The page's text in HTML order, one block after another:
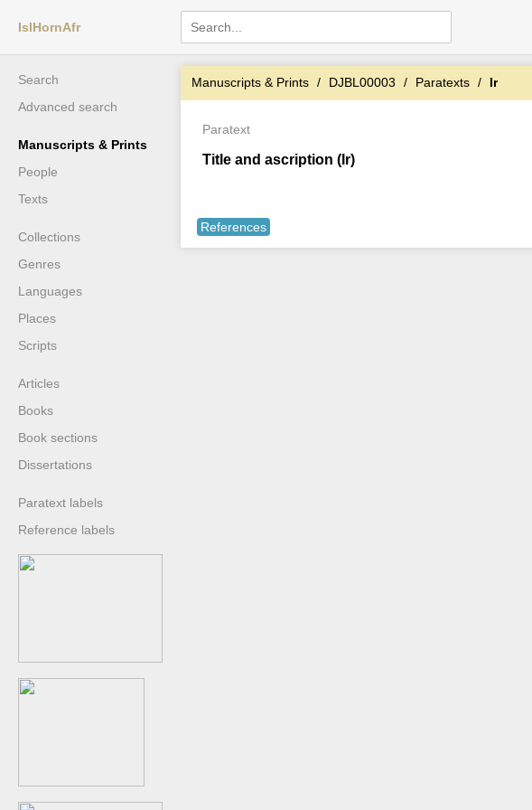
IslHornAfr
Search
Advanced search
Manuscripts & Prints
People
Texts
Collections
Genres
Languages
Places
Scripts
Articles
Books
Book sections
Dissertations
Paratext labels
Reference labels
Manuscripts & Prints DJBL00003 Paratexts Ir
Paratext
Title and ascription (Ir)
References